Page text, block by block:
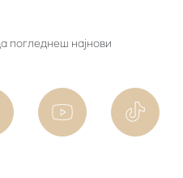
погледнеш најнови